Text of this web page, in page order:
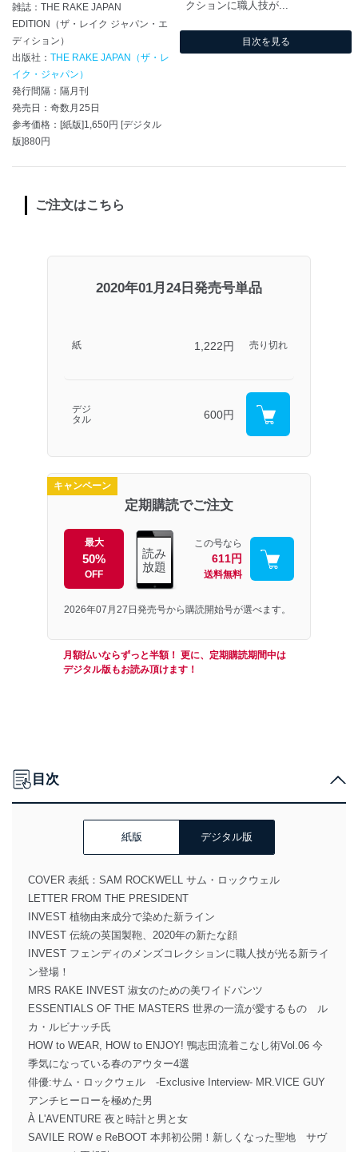
雑誌：THE RAKE JAPAN
EDITION（ザ・レイク ジャパン・エ
ディション）
出版社： THE RAKE JAPAN（ザ・レ
イク・ジャパン）
発行間隔：隔月刊
発売日：奇数月25日
参考価格：[紙版]1,650円 [デジタル
版]880円
クションに職人技が...
目次を見る
ご注文はこちら
2020年01月24日発売号単品
紙 1,222円 売り切れ
デジ
タル
600円
キャンペーン
定期購読でご注文
最大
50%
OFF
読み
放題
この号なら
611円
送料無料
2026年07月27日発売号から購読開始号が選べます。
月額払いならずっと半額！ 更に、定期購読期間中は
デジタル版もお読み頂けます！
目次
紙版 デジタル版
COVER 表紙：SAM ROCKWELL サム・ロックウェル
LETTER FROM THE PRESIDENT
INVEST 植物由来成分で染めた新ライン
INVEST 伝統の英国製鞄、2020年の新たな顔
INVEST フェンディのメンズコレクションに職人技が光る新ライ
ン登場！
MRS RAKE INVEST 淑女のための美ワイドパンツ
ESSENTIALS OF THE MASTERS 世界の一流が愛するもの ル
カ・ルビナッチ氏
HOW to WEAR, HOW to ENJOY! 鴨志田流着こなし術Vol.06 今
季気になっている春のアウター4選
俳優:サム・ロックウェル -Exclusive Interview- MR.VICE GUY
アンチヒーローを極めた男
À L'AVENTURE 夜と時計と男と女
SAVILE ROW e ReBOOT 本邦初公開！新しくなった聖地 サヴ